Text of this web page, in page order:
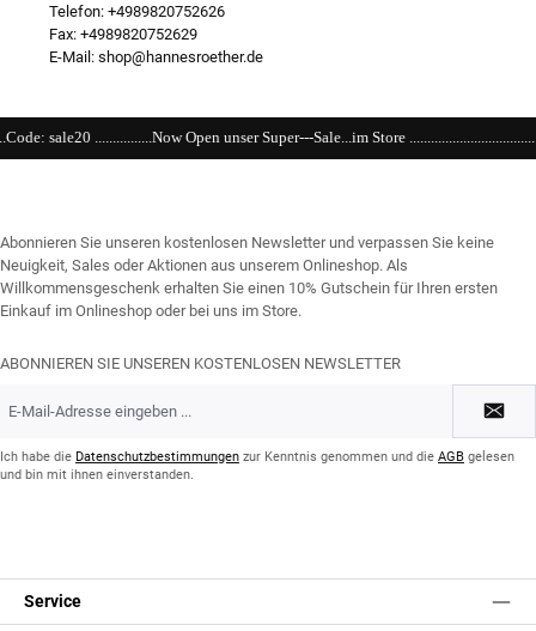
Telefon: +4989820752626
Fax: +4989820752629
E-Mail: shop@hannesroether.de
Open unser Super---Sale...im Store
Abonnieren Sie unseren kostenlosen Newsletter und verpassen Sie keine
Neuigkeit, Sales oder Aktionen aus unserem Onlineshop. Als
Willkommensgeschenk erhalten Sie einen 10% Gutschein für Ihren ersten
Einkauf im Onlineshop oder bei uns im Store.
ABONNIEREN SIE UNSEREN KOSTENLOSEN NEWSLETTER
Mail-
*Ich habe die Datenschutzbestimmungen zur Kenntnis genommen und die AGB gelesen
und bin mit ihnen einverstanden.
Service